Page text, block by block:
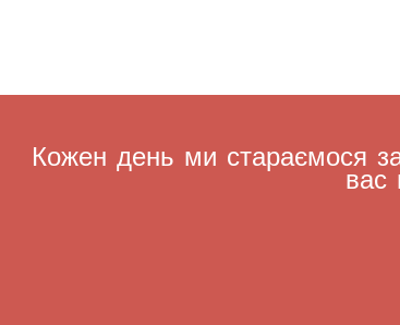
Кожен день ми стараємося
вас